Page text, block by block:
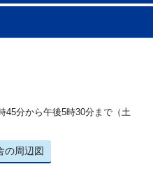
分から午後5時30分まで（土
の周辺図